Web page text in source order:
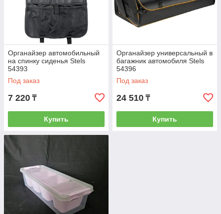
Органайзер автомобильный
на спинку сиденья Stels
54393
Под заказ
7 220 ₸
Купить
Органайзер универсальный в
багажник автомобиля Stels
54396
Под заказ
24 510 ₸
Купить